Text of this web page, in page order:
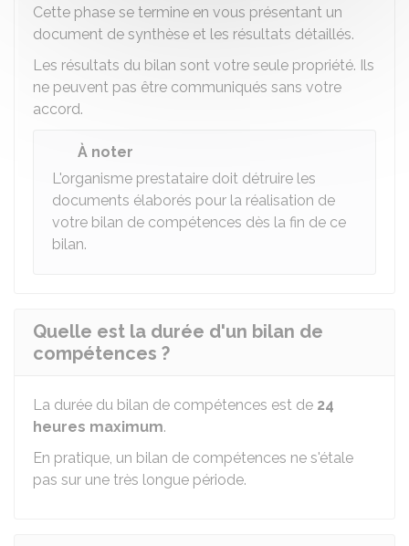
Cette phase se termine en vous présentant un
document de synthèse et les résultats détaillés.
Les résultats du bilan sont votre seule propriété. Ils
ne peuvent pas être communiqués sans votre
accord.
À noter
L'organisme prestataire doit détruire les
documents élaborés pour la réalisation de
votre bilan de compétences dès la fin de ce
bilan.
Quelle est la durée d'un bilan de
compétences ?
La durée du bilan de compétences est de 24
heures maximum.
En pratique, un bilan de compétences ne s'étale
pas sur une très longue période.